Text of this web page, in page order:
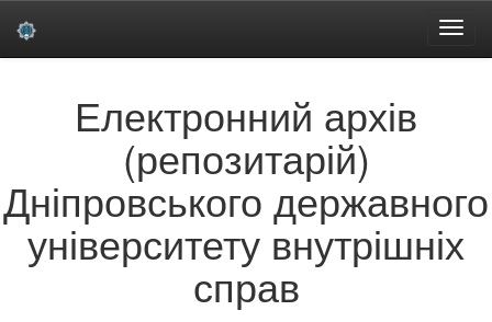
Електронний архів
(репозитарій)
Дніпровського державного
університету внутрішніх
справ